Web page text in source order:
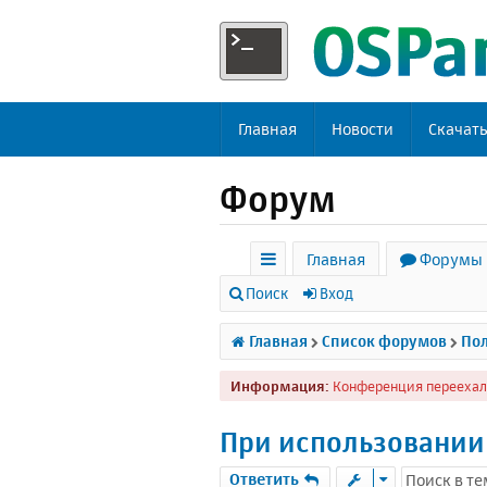
Главная Новости Скачать
Форум
с
ы
л
к
Главная Форумы
Поиск Вход
Главная Список форумов
Информация: Конференция
При
Ответить